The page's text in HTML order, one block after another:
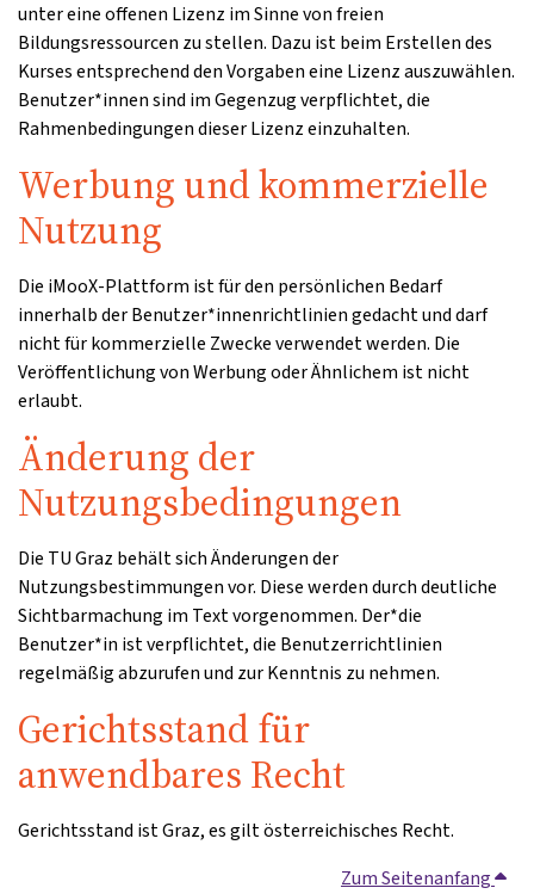
unter eine offenen Lizenz im Sinne von freien
Bildungsressourcen zu stellen. Dazu ist beim Erstellen des
Kurses entsprechend den Vorgaben eine Lizenz auszuwählen.
Benutzer*innen sind im Gegenzug verpflichtet, die
Rahmenbedingungen dieser Lizenz einzuhalten.
Werbung und kommerzielle
Nutzung
Die iMooX-Plattform ist für den persönlichen Bedarf
innerhalb der Benutzer*innenrichtlinien gedacht und darf
nicht für kommerzielle Zwecke verwendet werden. Die
Veröffentlichung von Werbung oder Ähnlichem ist nicht
erlaubt.
Änderung der
Nutzungsbedingungen
Die TU Graz behält sich Änderungen der
Nutzungsbestimmungen vor. Diese werden durch deutliche
Sichtbarmachung im Text vorgenommen. Der*die
Benutzer*in ist verpflichtet, die Benutzerrichtlinien
regelmäßig abzurufen und zur Kenntnis zu nehmen.
Gerichtsstand für
anwendbares Recht
Gerichtsstand ist Graz, es gilt österreichisches Recht.
Zum Seitenanfang